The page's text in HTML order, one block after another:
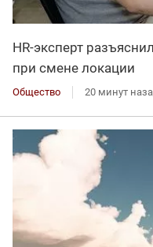
HR-эксперт
при смене локации
Общество 20 минут